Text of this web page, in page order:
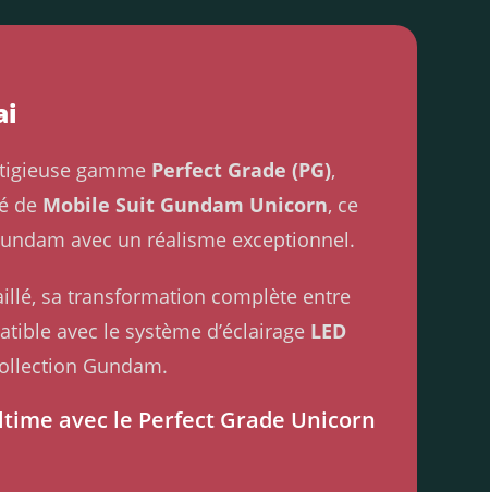
gamme Perfect Grade (PG),
de Mobile Suit Gundam Unicorn, ce
avec un réalisme exceptionnel.
sa transformation complète entre
avec le système d’éclairage LED
Gundam.
avec le Perfect Grade Unicorn